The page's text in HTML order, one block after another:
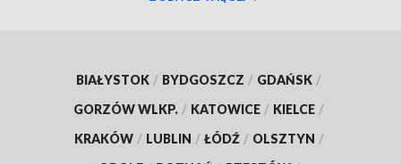
BIAŁYSTOK / BYDGOSZCZ / GDAŃSK /
GORZÓW WLKP. / KATOWICE / KIELCE /
KRAKÓW / LUBLIN / ŁÓDŹ / OLSZTYN /